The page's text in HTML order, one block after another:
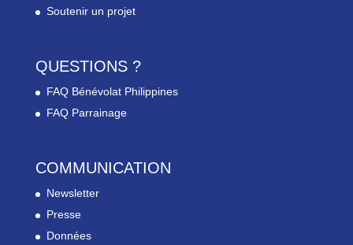
Soutenir un projet
QUESTIONS ?
FAQ Bénévolat Philippines
FAQ Parrainage
COMMUNICATION
Newsletter
Presse
Données